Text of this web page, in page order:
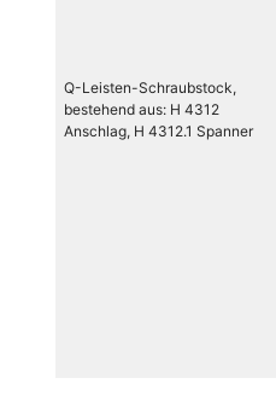
Q-Leisten-Schraubstock,
bestehend aus: H 4312
Anschlag, H 4312.1 Spanner